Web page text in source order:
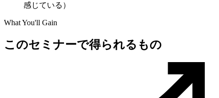
感じている）
What You'll Gain
このセミナーで得られるもの